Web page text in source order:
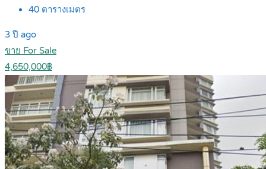
40 ตารางเมตร
3 ปี ago
ขาย For Sale
4,650,000฿